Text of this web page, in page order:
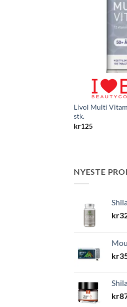
Livol Multi
stk.
kr125
NYESTE
kr
kr
kr